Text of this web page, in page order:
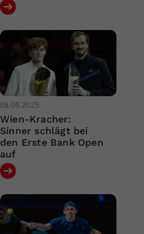
08.09.2025
Wien-Kracher:
Sinner schlägt bei
den Erste Bank Open
auf